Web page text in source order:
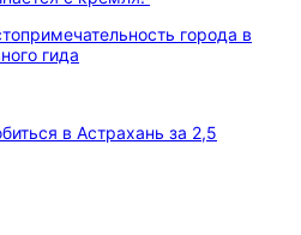
города в
гида